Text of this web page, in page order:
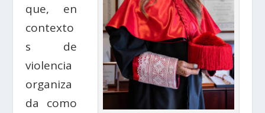
que, en
contexto
s de
violencia
organiza
da como